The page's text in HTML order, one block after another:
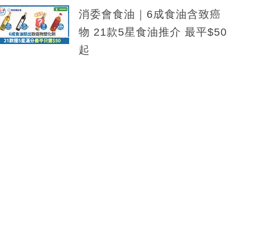
消委會食油｜6成食油含致癌
物 21款5星食油推介 最平$50
起